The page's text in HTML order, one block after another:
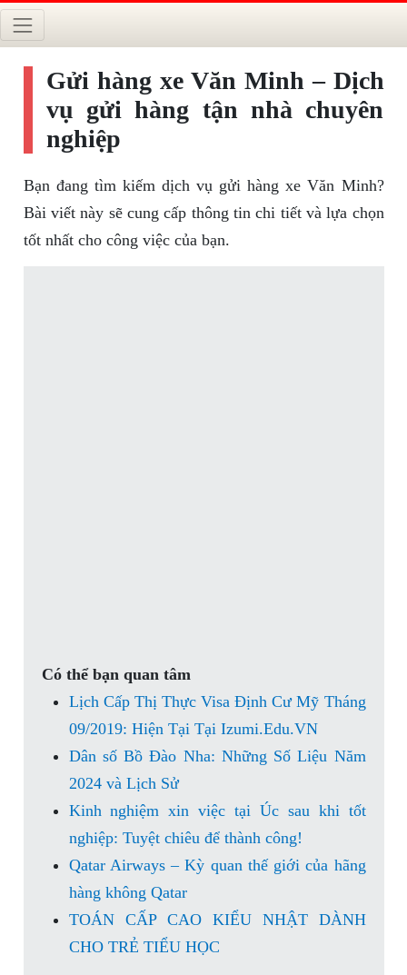
Gửi hàng xe Văn Minh – Dịch
vụ gửi hàng tận nhà chuyên
nghiệp
Bạn đang tìm kiếm dịch vụ gửi hàng xe Văn Minh?
Bài viết này sẽ cung cấp thông tin chi tiết và lựa chọn
tốt nhất cho công việc của bạn.
Có thể bạn quan tâm
Lịch Cấp Thị Thực Visa Định Cư Mỹ Tháng
09/2019: Hiện Tại Tại Izumi.Edu.VN
Dân số Bồ Đào Nha: Những Số Liệu Năm
2024 và Lịch Sử
Kinh nghiệm xin việc tại Úc sau khi tốt
nghiệp: Tuyệt chiêu để thành công!
Qatar Airways – Kỳ quan thế giới của hãng
hàng không Qatar
TOÁN CẤP CAO KIỂU NHẬT DÀNH
CHO TRẺ TIỂU HỌC